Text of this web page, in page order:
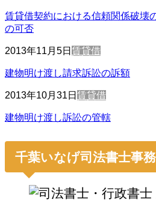
賃貸借契約における信頼関係破壊
の可否
2013年11月5日 賃貸借
建物明け渡し請求訴訟の訴額
2013年10月31日 賃貸借
建物明け渡し訴訟の管轄
千葉いなげ司法書士事